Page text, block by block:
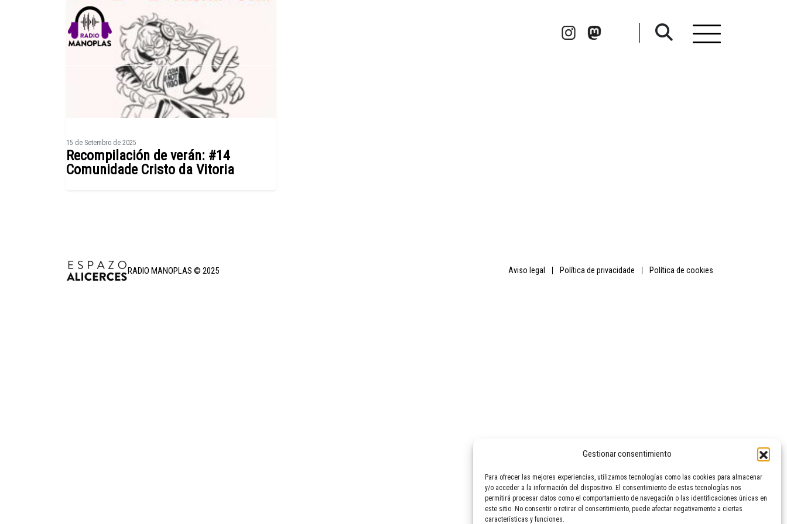
Gestionar consentimiento
Para ofrecer las mejores experiencias, utilizamos tecnologías como las cookies para almacenar
y/o acceder a la información del dispositivo. El consentimiento de estas tecnologías nos
permitirá procesar datos como el comportamiento de navegación o las identificaciones únicas en
este sitio. No consentir o retirar el consentimiento, puede afectar negativamente a ciertas
características y funciones.
15 de Setembro de 2025
Recompilación de verán: #14
Comunidade Cristo da Vitoria
RADIO MANOPLAS © 2025 aviso legal política de privacidade política de cookies